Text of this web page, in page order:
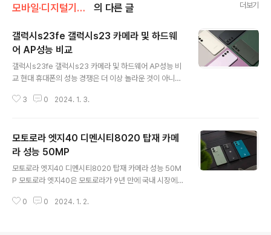
모바일·디지털기기/안드로이드 의 다른 글 더보기
갤럭시s23fe 갤럭시s23 카메라 및 하드웨
어 AP성능 비교
갤럭시s23fe 갤럭시s23 카메라 및 하드웨어 AP성능 비
교 현대 휴대폰의 성능 경쟁은 더 이상 놀라운 것이 아니며,
는 휴대폰 시장을 더욱 다양화하고자 '갤럭시S23 팬에디
격으로 소비자에게 접근성을 제공합니다. 아래에서는 갤럭
시S23 FE와 기존의 갤럭시S23과의 주요 차이점을 알아
봅시다. 갤럭시S23FE 포지셔닝은? 삼성전자의 갤럭시S2
3 팬에디션(FE)은 국내 시장에서도 선보이며 휴대폰 시장
럭시S23와 큰 차이가 없으나, 크기는 S23보다는 크고 S
3 0 2024. 1. 3.
모토로라 엣지40 디멘시티8020 탑재 카메
라 성능 50MP
모토로라 엣지40 디멘시티8020 탑재 카메라 성능 50M
P 모토로라 엣지40은 모토로라가 9년 만에 국내 시장에
최신 모델로, 엣지30의 후속 제품으로 출시되었습니다. 이
0 0 2024. 1. 2.